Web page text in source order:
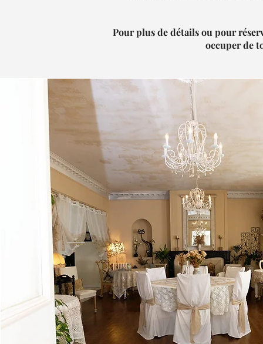
Pour plus de détails ou pour
occuper de